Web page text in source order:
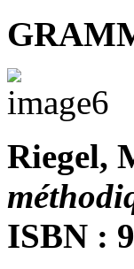
Riegel,
ISBN :